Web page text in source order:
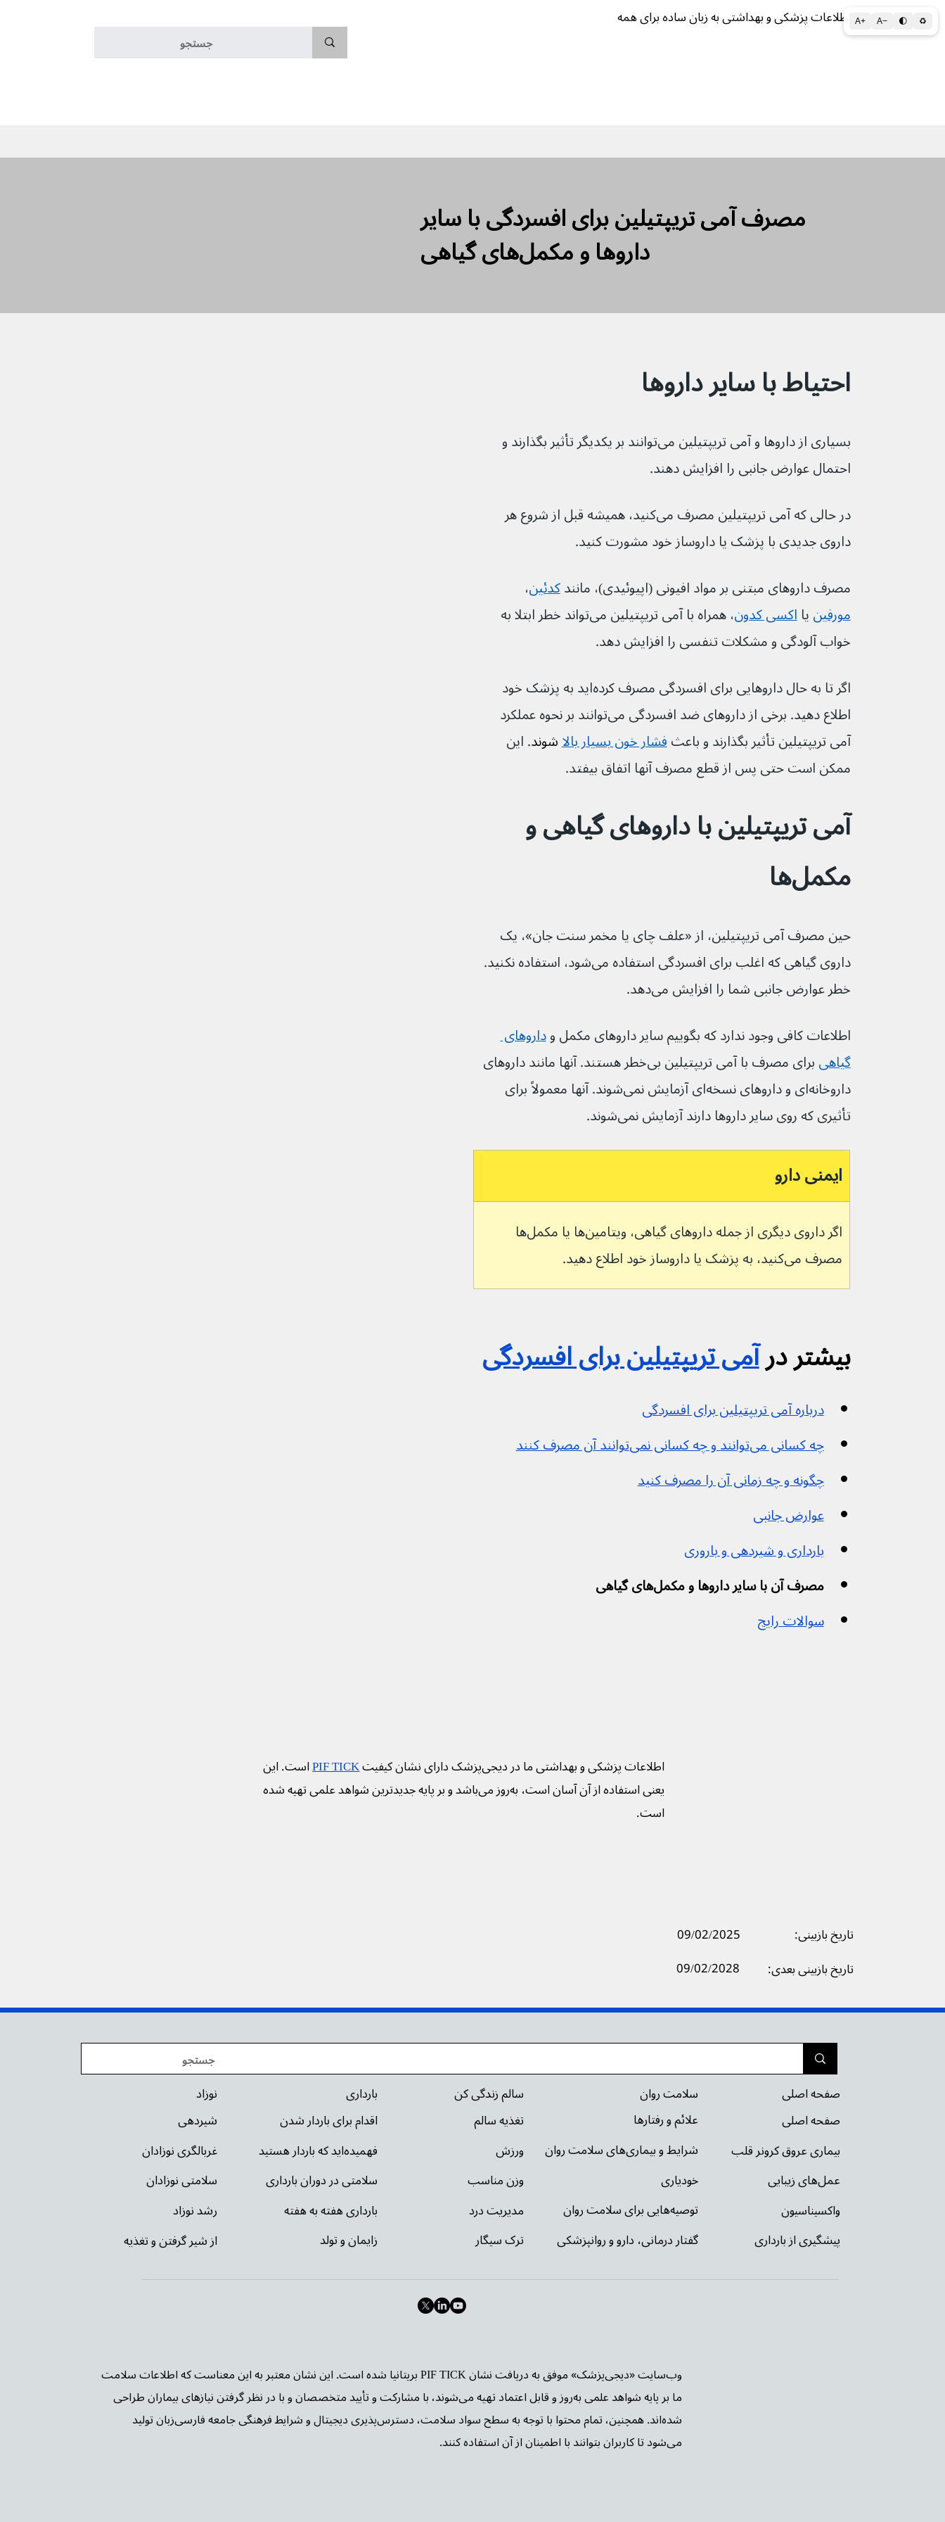
A+ A− 🌓 ♻ اطلاعات پزشکی و بهداشتی به زبان ساده برای همه
مصرف آمی تریپتیلین برای افسردگی با سایر
داروها و مکمل‌های گیاهی
احتیاط با سایر داروها
بسیاری از داروها و آمی تریپتیلین می‌توانند بر یکدیگر تأثیر بگذارند و
احتمال عوارض جانبی را افزایش دهند.
در حالی که آمی تریپتیلین مصرف می‌کنید، همیشه قبل از شروع هر
داروی جدیدی با پزشک یا داروساز خود مشورت کنید.
مصرف داروهای مبتنی بر مواد افیونی (اپیوئیدی)، مانند کدئین،
مورفینیا اکسی کدون
، همراه با آمی تریپتیلین می‌تواند خطر ابتلا به
خواب آلودگی و مشکلات تنفسی را افزایش دهد.
اگر تا به حال داروهایی برای افسردگی مصرف کرده‌اید به پزشک خود
اطلاع دهید. برخی از داروهای ضد افسردگی می‌توانند بر نحوه عملکرد
آمی تریپتیلین تأثیر بگذارند و باعث فشار خون بسیار بالا شوند. این
ممکن است حتی پس از قطع مصرف آنها اتفاق بیفتد.
آمی تریپتیلین با داروهای گیاهی و
مکمل‌ها
حین مصرف آمی تریپتیلین، از «علف چای یا مخمر سنت جان»، یک
داروی گیاهی که اغلب برای افسردگی استفاده می‌شود، استفاده نکنید.
خطر عوارض جانبی شما را افزایش می‌دهد.
اطلاعات کافی وجود ندارد که بگوییم سایر داروهای مکمل و داروهای
گیاهی
برای مصرف با آمی تریپتیلین بی‌خطر هستند. آنها مانند داروهای
داروخانه‌ای و داروهای نسخه‌ای آزمایش نمی‌شوند. آنها معمولاً برای
تأثیری که روی سایر داروها دارند آزمایش نمی‌شوند.
ایمنی دارو
اگر داروی دیگری از جمله داروهای گیاهی، ویتامین‌ها یا مکمل‌ها
مصرف می‌کنید، به پزشک یا داروساز خود اطلاع دهید.
بیشتر در آمی تریپتیلین برای افسردگی
درباره آمی تریپتیلین برای افسردگی
چه کسانی می‌توانند و چه کسانی نمی‌توانند آن مصرف کنند
چگونه و چه زمانی آن را مصرف کنید
عوارض جانبی
بارداری و شیردهی و باروری
مصرف آن با سایر داروها و مکمل‌های گیاهی
سوالات رایج
اطلاعات پزشکی و بهداشتی ما در دیجی‌پزشک دارای نشان کیفیتPIF TICKاست. این
یعنی استفاده از آن آسان است، به‌روز می‌باشد و بر پایه جدیدترین شواهد علمی تهیه شده
است.
09/02/2025
تاریخ بازبینی:
09/02/2028
تاریخ بازبینی بعدی:
وب‌سایت «دیجی‌پزشک» موفق به دریافت نشان PIF TICK بریتانیا شده است. این نشان معتبر به این معناست که اطلاعات سلامت
ما بر پایه شواهد علمی به‌روز و قابل اعتماد تهیه می‌شوند، با مشارکت و تأیید متخصصان و با در نظر گرفتن نیازهای بیماران طراحی
شده‌اند. همچنین، تمام محتوا با توجه به سطح سواد سلامت، دسترس‌پذیری دیجیتال و شرایط فرهنگی جامعه فارسی‌زبان تولید
می‌شود تا کاربران بتوانند با اطمینان از آن استفاده کنند.
نوزاد
شیردهی
غربالگری نوزادان
سلامتی نوزادان
رشد نوزاد
از شیر گرفتن و تغذیه
بارداری
اقدام برای باردار شدن
فهمیده‌اید که باردار هستید
سلامتی در دوران بارداری
بارداری هفته به هفته
زایمان و تولد
سالم زندگی کن
تغذیه سالم
ورزش
وزن مناسب
مدیریت درد
ترک سیگار
سلامت روان
علائم و رفتارها
شرایط و بیماری‌های سلامت روان
خودیاری
توصیه‌‌هایی برای سلامت روان
گفتار درمانی، دارو و روانپزشکی
صفحه اصلی
صفحه اصلی
بیماری عروق کرونر قلب
عمل‌های زیبایی
واکسیناسیون
پیشگیری از بارداری